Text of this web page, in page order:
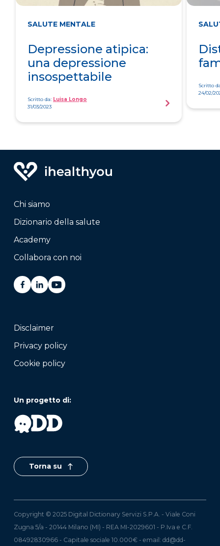
SALUTE MENTALE
Depressione atipica:
una depressione
insospettabile
Scritto da: Luisa Longo
31/03/2023
Scritto
24/02/
Chi siamo
Dizionario della salute
Academy
Collabora con noi
Disclaimer
Privacy policy
Cookie policy
Un progetto di:
Torna su
Copyright © 2025 Digital Dictionary Servizi S.P.A. - Viale Coni
Zugna 5/a - 20144 Milano (MI) - REA MI-2029601 - P.Iva e C.F.
08492830966 - Capitale sociale 10.000€ - email: dd@dd-